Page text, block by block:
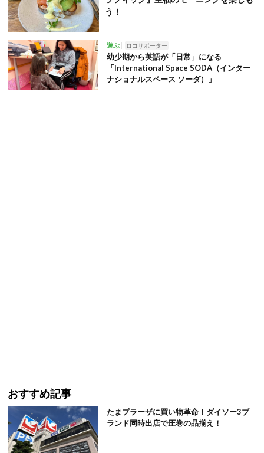
う！
遊ぶ ロコサポーター
幼少期から英語が「日常」になる
「International Space SODA（インター
ナショナルスペース ソーダ）」
おすすめ記事
たまプラーザに買い物革命！ダイソー3ブ
ランド同時出店で圧巻の品揃え！